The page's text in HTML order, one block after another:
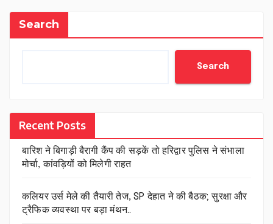
Search
Search
Recent Posts
बारिश ने बिगाड़ी बैरागी कैंप की सड़कें तो हरिद्वार पुलिस ने संभाला
मोर्चा, कांवड़ियों को मिलेगी राहत
कलियर उर्स मेले की तैयारी तेज, SP देहात ने की बैठक; सुरक्षा और
ट्रैफिक व्यवस्था पर बड़ा मंथन..